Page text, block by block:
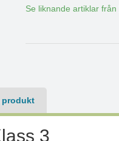
Se liknande artiklar från
produkt
3